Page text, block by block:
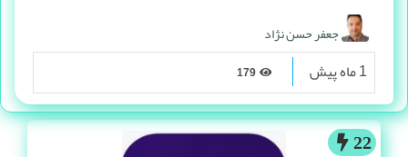
22
جعفر حسن نژاد
1 ماه پیش